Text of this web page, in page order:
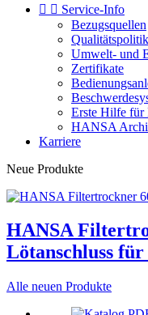
  Service-Info
Bezugsquellen
Qualitätspolitik
Umwelt- und
Zertifikate
Erste Hilfe für
HANSA
Karriere
Neue Produkte
HANSA
Lötanschluss
Alle neuen Produkte